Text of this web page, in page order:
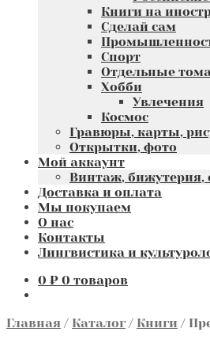
Книги на
Сделай сам
Спорт
Отдельные
Хобби
Увлечения
Космос
Гравюры, карты,
Открытки, фото
Мой аккаунт
Винтаж, бижутерия,
Доставка и оплата
Мы покупаем
О нас
Контакты
Лингвистика и
0 ₽ 0 товаров
Главная / Каталог / Книги /